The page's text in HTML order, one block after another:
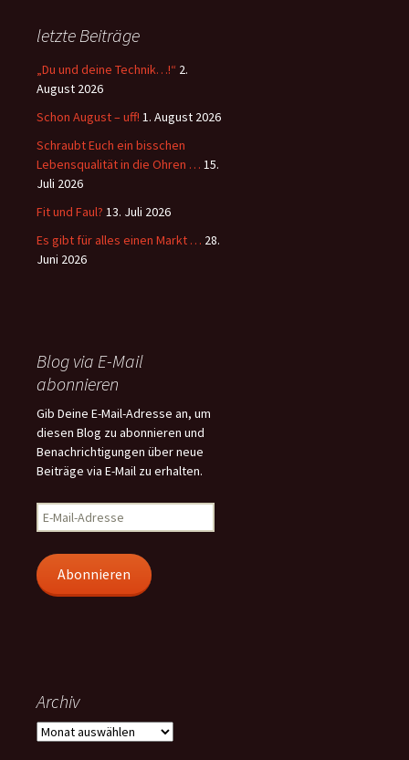
letzte Beiträge
„Du und deine Technik…!“ 2.
August 2026
Schon August – uff! 1. August 2026
Schraubt Euch ein bisschen
Lebensqualität in die Ohren … 15.
Juli 2026
Fit und Faul? 13. Juli 2026
Es gibt für alles einen Markt … 28.
Juni 2026
Blog via E-Mail
abonnieren
Gib Deine E-Mail-Adresse an, um
diesen Blog zu abonnieren und
Benachrichtigungen über neue
Beiträge via E-Mail zu erhalten.
E-
Mail-
Abonnieren
Archiv
Archiv